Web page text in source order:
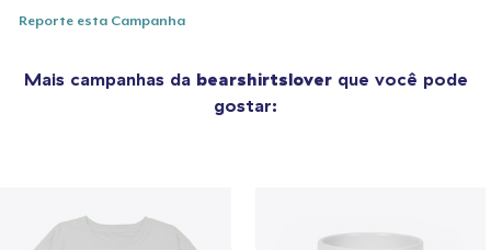
Reporte esta Campanha
Mais campanhas da bearshirtsloverque você pode
gostar: